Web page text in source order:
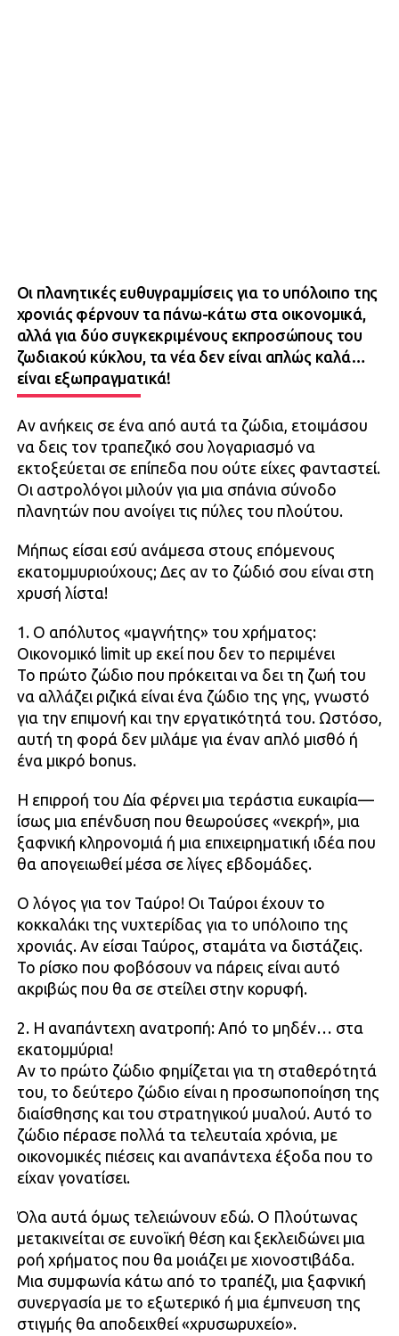
Οι πλανητικές ευθυγραμμίσεις για το υπόλοιπο της
χρονιάς φέρνουν τα πάνω-κάτω στα οικονομικά,
αλλά για δύο συγκεκριμένους εκπροσώπους του
ζωδιακού κύκλου, τα νέα δεν είναι απλώς καλά…
είναι εξωπραγματικά!
Αν ανήκεις σε ένα από αυτά τα ζώδια, ετοιμάσου
να δεις τον τραπεζικό σου λογαριασμό να
εκτοξεύεται σε επίπεδα που ούτε είχες φανταστεί.
Οι αστρολόγοι μιλούν για μια σπάνια σύνοδο
πλανητών που ανοίγει τις πύλες του πλούτου.
Μήπως είσαι εσύ ανάμεσα στους επόμενους
εκατομμυριούχους; Δες αν το ζώδιό σου είναι στη
χρυσή λίστα!
1. Ο απόλυτος «μαγνήτης» του χρήματος:
Οικονομικό limit up εκεί που δεν το περιμένει
Το πρώτο ζώδιο που πρόκειται να δει τη ζωή του
να αλλάζει ριζικά είναι ένα ζώδιο της γης, γνωστό
για την επιμονή και την εργατικότητά του. Ωστόσο,
αυτή τη φορά δεν μιλάμε για έναν απλό μισθό ή
ένα μικρό bonus.
Η επιρροή του Δία φέρνει μια τεράστια ευκαιρία—
ίσως μια επένδυση που θεωρούσες «νεκρή», μια
ξαφνική κληρονομιά ή μια επιχειρηματική ιδέα που
θα απογειωθεί μέσα σε λίγες εβδομάδες.
Ο λόγος για τον Ταύρο! Οι Ταύροι έχουν το
κοκκαλάκι της νυχτερίδας για το υπόλοιπο της
χρονιάς. Αν είσαι Ταύρος, σταμάτα να διστάζεις.
Το ρίσκο που φοβόσουν να πάρεις είναι αυτό
ακριβώς που θα σε στείλει στην κορυφή.
2. Η αναπάντεχη ανατροπή: Από το μηδέν… στα
εκατομμύρια!
Αν το πρώτο ζώδιο φημίζεται για τη σταθερότητά
του, το δεύτερο ζώδιο είναι η προσωποποίηση της
διαίσθησης και του στρατηγικού μυαλού. Αυτό το
ζώδιο πέρασε πολλά τα τελευταία χρόνια, με
οικονομικές πιέσεις και αναπάντεχα έξοδα που το
είχαν γονατίσει.
Όλα αυτά όμως τελειώνουν εδώ. Ο Πλούτωνας
μετακινείται σε ευνοϊκή θέση και ξεκλειδώνει μια
ροή χρήματος που θα μοιάζει με χιονοστιβάδα.
Μια συμφωνία κάτω από το τραπέζι, μια ξαφνική
συνεργασία με το εξωτερικό ή μια έμπνευση της
στιγμής θα αποδειχθεί «χρυσωρυχείο».